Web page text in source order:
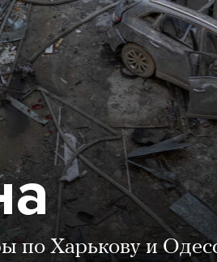
по Харькову и